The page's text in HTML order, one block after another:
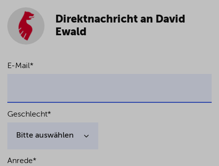
Direktnachricht an David
Ewald
E-Mail*
Geschlecht*
Anrede*